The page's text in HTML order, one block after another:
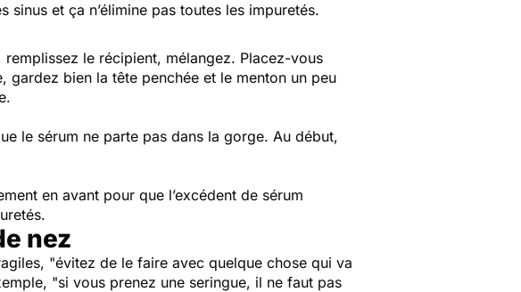
sinus et ça n’élimine pas toutes les impuretés.
le récipient, mélangez. Placez-vous
bien la tête penchée et le menton un peu
le sérum ne parte pas dans la gorge. Au début,
en avant pour que l’excédent de sérum
nez
"évitez de le faire avec quelque chose qui va
"si vous prenez une seringue, il ne faut pas